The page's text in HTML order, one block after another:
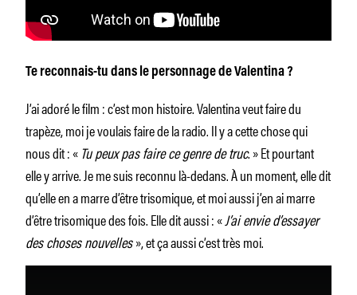
Te reconnais-tu dans le personnage de Valentina ?
J’ai adoré le film : c’est mon histoire. Valentina veut faire du
trapèze, moi je voulais faire de la radio. Il y a cette chose qui
nous dit : « Tu peux pas faire ce genre de truc. » Et pourtant
elle y arrive. Je me suis reconnu là-dedans. À un moment, elle dit
qu’elle en a marre d’être trisomique, et moi aussi j’en ai marre
d’être trisomique des fois. Elle dit aussi : «J’ai envie d’essayer
des choses nouvelles», et ça aussi c’est très moi.